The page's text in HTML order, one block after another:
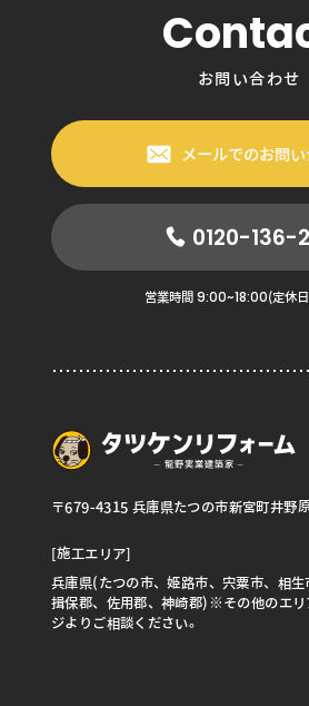
お問い合わせ
メールでのお問
0120-136-
営業時間 9:00~18:00(定休
〒679-4315 兵庫県たつの市新宮町井野
[施工エリア]
兵庫県(たつの市、姫路市、宍粟市、相生
揖保郡、佐用郡、神崎郡)※その他のエリ
ジよりご相談ください。